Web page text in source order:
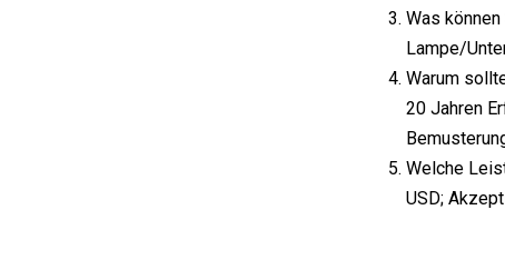
Was
Lampe/
Warum
20 Jahren
Welche
USD;